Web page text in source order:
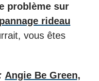
problème sur
rideau
vous êtes
Angie Be Green,